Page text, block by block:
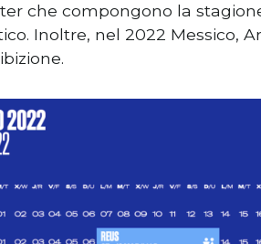
che compongono la
Inoltre, nel 2022 Messico,